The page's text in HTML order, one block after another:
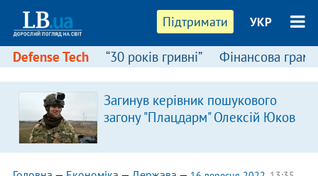
Підтримати УКР
Defense Tech “30 років гривні” Фінансова
Загинув керівник пошукового
загону "Плацдарм" Олексій Юков